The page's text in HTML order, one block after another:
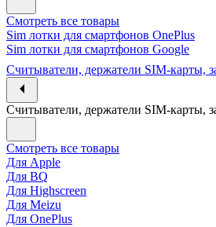
Смотреть все товары
Sim лотки для смартфонов OnePlus
Sim лотки для смартфонов Google
Считыватели, держатели SIM-карты,
Считыватели, держатели SIM-карты,
Смотреть все товары
Для Apple
Для BQ
Для Highscreen
Для Meizu
Для OnePlus